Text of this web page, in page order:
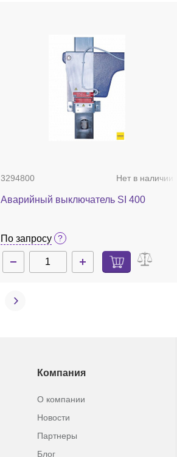
3294800 Нет в наличии
Аварийный выключатель SI 400
По запросу
Компания
О компании
Новости
Партнеры
Блог